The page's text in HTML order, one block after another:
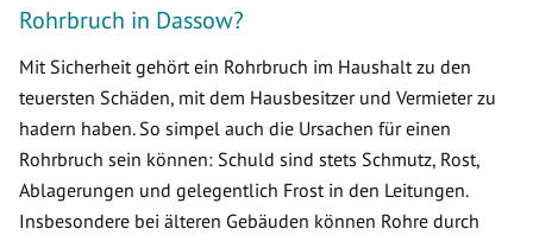
Rohrbruch in Dassow?
Mit Sicherheit gehört ein Rohrbruch im Haushalt zu den
teuersten Schäden, mit dem Hausbesitzer und Vermieter zu
hadern haben. So simpel auch die Ursachen für einen
Rohrbruch sein können: Schuld sind stets Schmutz, Rost,
Ablagerungen und gelegentlich Frost in den Leitungen.
Insbesondere bei älteren Gebäuden können Rohre durch